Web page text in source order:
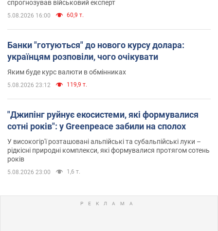
спрогнозував військовий експерт
5.08.2026 16:00 60,9 т.
Банки "готуються" до нового курсу долара:
українцям розповіли, чого очікувати
Яким буде курс валюти в обмінниках
5.08.2026 23:12 119,9 т.
"Джипінг руйнує екосистеми, які формувалися
сотні років": у Greenpeace забили на сполох
У високогір'ї розташовані альпійські та субальпійські луки –
рідкісні природні комплекси, які формувалися протягом сотень
років
5.08.2026 23:00 1,6 т.